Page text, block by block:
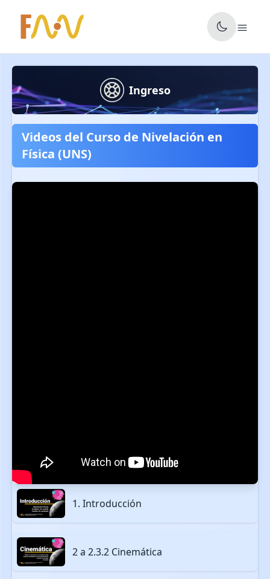
Ingreso
Videos del Curso de Nivelación en
Física (UNS)
1. Introducción
2 a 2.3.2 Cinemática
✕